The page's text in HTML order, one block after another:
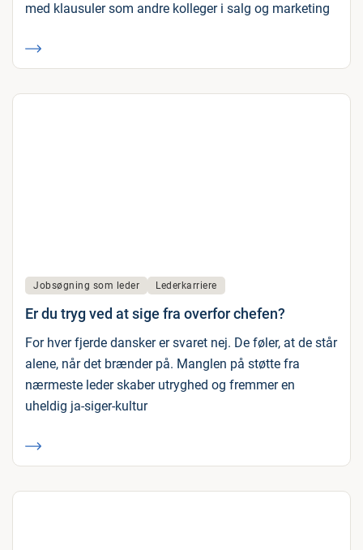
med klausuler som andre kolleger i salg og marketing
Jobsøgning som leder Lederkarriere
Er du tryg ved at sige fra overfor chefen?
For hver fjerde dansker er svaret nej. De føler, at de står
alene, når det brænder på. Manglen på støtte fra
nærmeste leder skaber utryghed og fremmer en
uheldig ja-siger-kultur